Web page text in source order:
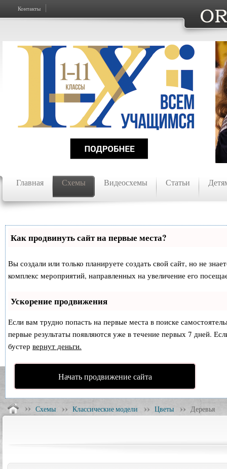
Контакты
Главная Схемы Видеосхемы Статьи
Как продвинуть сайт на первые места?
Вы создали или только планируете создать свой сайт, но не
комплекс мероприятий, направленных на увеличение его
Ускорение продвижения
Если вам трудно попасть на первые места в поиске
первые результаты появляются уже в течение первых 7 дней.
бустер вернут деньги.
Начать продвижение сайта
Схемы Классические модели Цветы Деревья